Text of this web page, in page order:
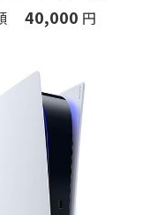
40,000 円